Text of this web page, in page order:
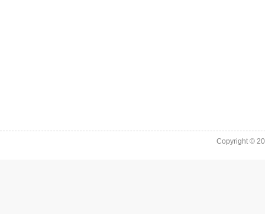
Copyright ©